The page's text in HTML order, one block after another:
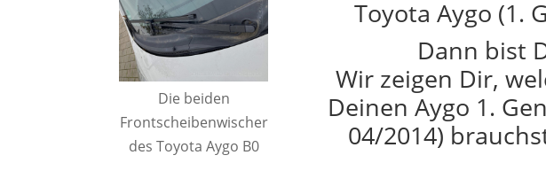
Die beiden
Frontscheibenwischer
des Toyota Aygo B0
Toyota Aygo (1.
Dann bist
Wir zeigen Dir,
Deinen Aygo 1.
04/2014)